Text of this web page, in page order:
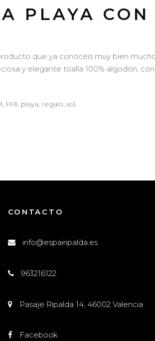
PLAYA CON
que ya conocéis muy bien
y elegante toalla 100% algodón,
, FMI, playa, regalo, sol,
CONTACTO
info@espairipalda.es
963216122
Pasaje Ripalda 14, 46002 Valencia
Facebook